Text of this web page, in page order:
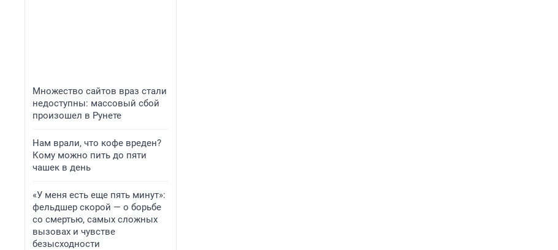
Множество сайтов враз стали
недоступны: массовый сбой
произошел в Рунете
Нам врали, что кофе вреден?
Кому можно пить до пяти
чашек в день
«У меня есть еще пять минут»:
фельдшер скорой — о борьбе
со смертью, самых сложных
вызовах и чувстве
безысходности